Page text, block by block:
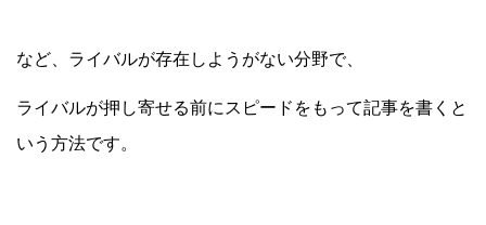
など、ライバルが存在しようがない分野で、
ライバルが押し寄せる前にスピードをもって記事を書くと
いう方法です。